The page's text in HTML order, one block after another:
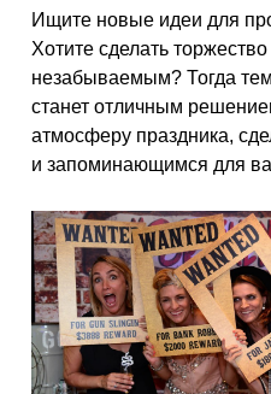
Ищите новые идеи для
Хотите сделать
незабываемым? Тогда
станет отличным
атмосферу праздника,
и запоминающимся для